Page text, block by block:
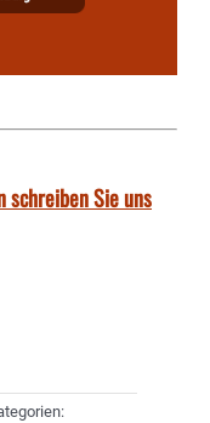
schreiben Sie uns